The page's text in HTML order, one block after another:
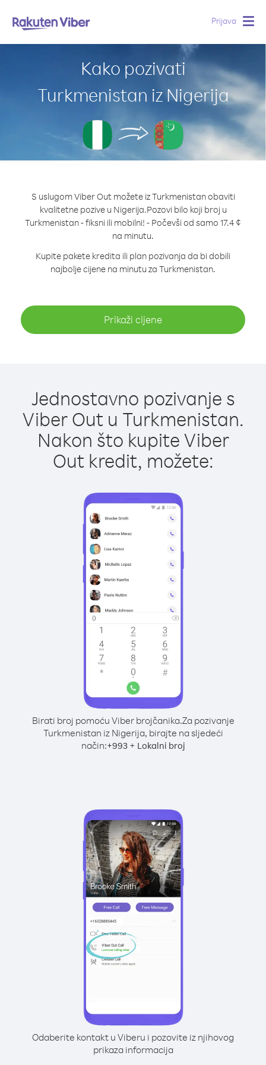
Prijava
Kako pozivati
Turkmenistan iz Nigerija
S uslugom Viber Out možete iz Turkmenistan obaviti
kvalitetne pozive u Nigerija.Pozovi bilo koji broj u
Turkmenistan - fiksni ili mobilni! - Počevši od samo 17.4 ¢
na minutu.
Kupite pakete kredita ili plan pozivanja da bi dobili
najbolje cijene na minutu za Turkmenistan.
Prikaži cijene
Jednostavno pozivanje s
Viber Out u Turkmenistan.
Nakon što kupite Viber
Out kredit, možete:
Birati broj pomoću Viber brojčanika.Za pozivanje
Turkmenistan iz Nigerija, birajte na sljedeći
način:+993+ Lokalni broj
Odaberite kontakt u Viberu i pozovite iz njihovog
prikaza informacija